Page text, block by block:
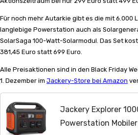
Für noch mehr Autarkie gibt es die mit 6.000
langlebige Powerstation auch als
SolarSaga 100-Watt-Solarmodul. Das Set
381,45 Euro statt 699 Euro.
Alle Preisaktionen sind in den Black Friday
1. Dezember im Jackery-Store bei Amazon
Jackery Explorer
Powerstation